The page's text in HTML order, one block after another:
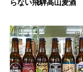
らない飛騨高山麦酒